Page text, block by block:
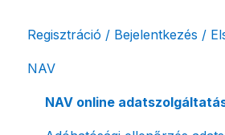
Regisztráció / Bejelentkezés /
Felhasználó beállításai
Számlázási fiók kezdő
NAV
NAV online